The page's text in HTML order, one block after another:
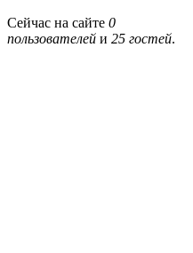
Сейчас на сайте 0
пользователей и 25 гостей.